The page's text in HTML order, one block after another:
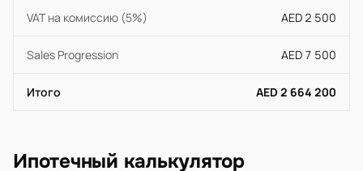
VAT на комиссию (5%) AED 2 500
Sales Progression AED 7 500
Итого AED 2 664 200
Ипотечный калькулятор